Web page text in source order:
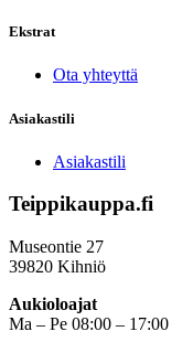
Ekstrat
Ota yhteyttä
Asiakastili
Asiakastili
Teippikauppa.fi
Museontie 27
39820 Kihniö
Aukioloajat
Ma – Pe 08:00 – 17:00